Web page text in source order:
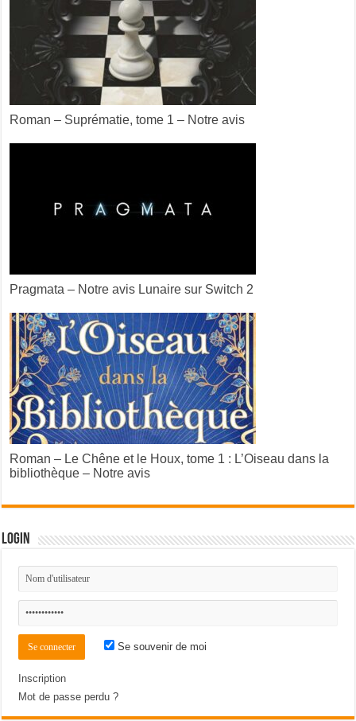
Roman – Suprématie, tome 1 – Notre avis
Pragmata – Notre avis Lunaire sur Switch 2
Roman – Le Chêne et le Houx, tome 1 : L’Oiseau dans la
bibliothèque – Notre avis
Login
Se souvenir de moi
Inscription
Mot de passe perdu ?